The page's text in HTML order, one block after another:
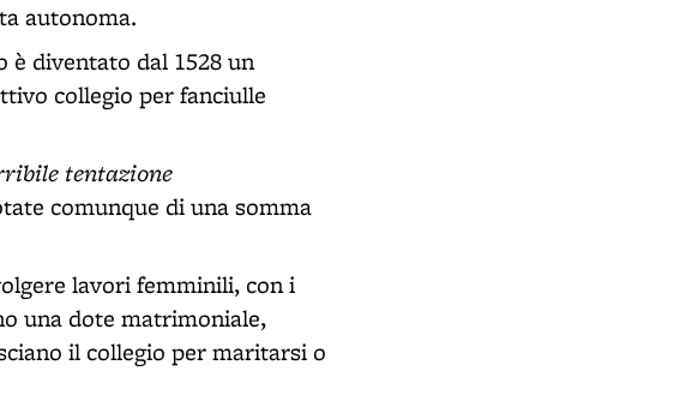
autonoma.
è diventato dal 1528 un
collegio per fanciulle
tentazione
comunque di una somma
lavori femminili, con i
una dote matrimoniale,
il collegio per maritarsi o